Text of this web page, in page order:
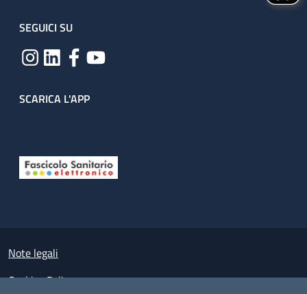
SEGUICI SU
SCARICA L'APP
Small prints
Note legali
Cookies Policy